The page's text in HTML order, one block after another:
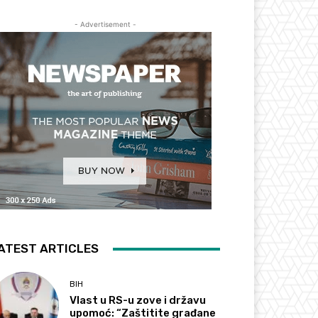
- Advertisement -
ARTICLES
BIH
Vlast u RS-u zove i državu
upomoć: “Zaštitite građane